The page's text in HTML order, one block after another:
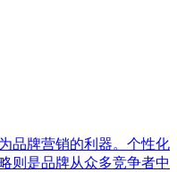
品牌营销的利器。个性化
则是品牌从众多竞争者中